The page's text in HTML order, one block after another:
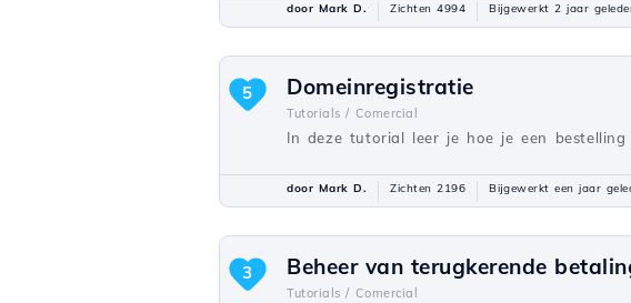
door Mark D. Zichten 4994 Bijgewerkt 2 jaar
Domeinregistratie
Tutorials / Comercial
In deze tutorial leer je hoe je een
5
door Mark D. Zichten 2196 Bijgewerkt een jaar
Beheer van terugkerende
Tutorials / Comercial
3